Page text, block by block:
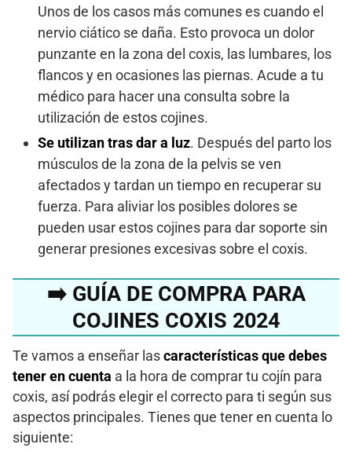
Unos de los casos más comunes es cuando el
nervio ciático se daña. Esto provoca un dolor
punzante en la zona del coxis, las lumbares, los
flancos y en ocasiones las piernas. Acude a tu
médico para hacer una consulta sobre la
utilización de estos cojines.
Se utilizan tras dar a luz. Después del parto los
músculos de la zona de la pelvis se ven
afectados y tardan un tiempo en recuperar su
fuerza. Para aliviar los posibles dolores se
pueden usar estos cojines para dar soporte sin
generar presiones excesivas sobre el coxis.
➡️ GUÍA DE COMPRA PARA
COJINES COXIS 2024
Te vamos a enseñar las características que debes
tener en cuenta a la hora de comprar tu cojín para
coxis, así podrás elegir el correcto para ti según sus
aspectos principales. Tienes que tener en cuenta lo
siguiente: